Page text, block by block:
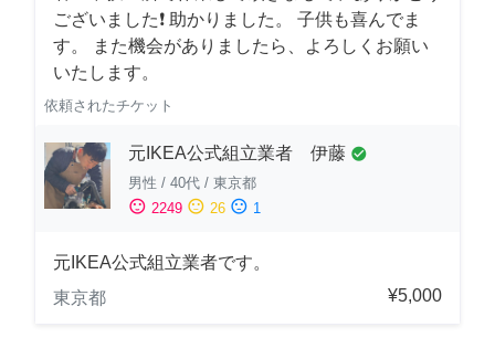
ございました❗️ 助かりました。 子供も喜んでま
す。 また機会がありましたら、よろしくお願い
いたします。
依頼されたチケット
元IKEA公式組立業者 伊藤 check_circle
男性 / 40代 / 東京都
sentiment_satisfied 2249 sentiment_neutral 26 sentiment_dissatisfied 1
元IKEA公式組立業者です。
東京都
¥5,000